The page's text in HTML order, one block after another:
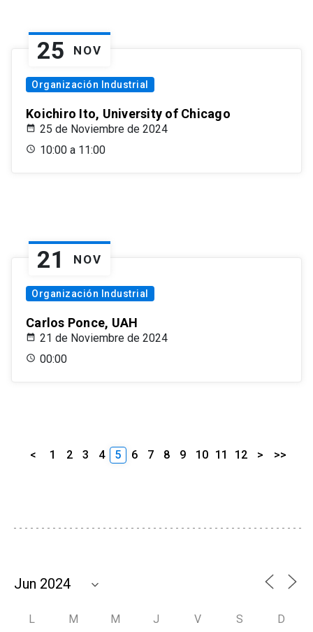
25 NOV
Organización Industrial
Koichiro Ito, University of Chicago
25 de Noviembre de 2024
10:00 a 11:00
21 NOV
Organización Industrial
Carlos Ponce, UAH
21 de Noviembre de 2024
00:00
< 1 2 3 4 5 6 7 8 9 10 11 12 > >>
L M M J V S D